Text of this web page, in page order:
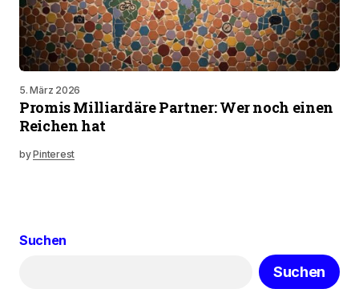
5. März 2026
Promis Milliardäre Partner: Wer noch einen
Reichen hat
byPinterest
Suchen
Suchen